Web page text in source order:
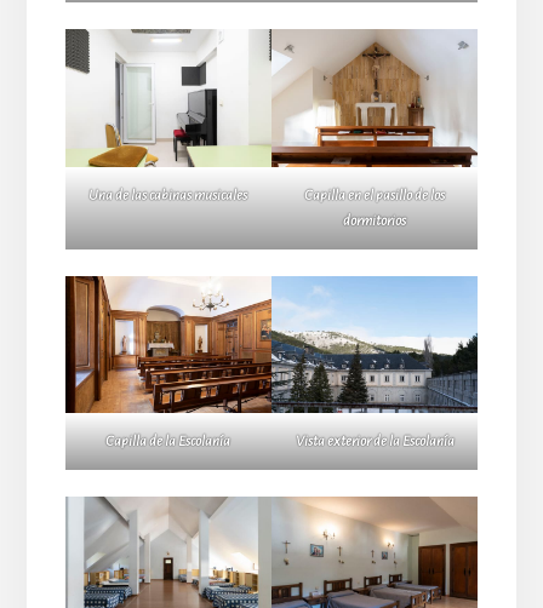
Una de las cabinas musicales
Capilla en el pasillo de los
dormitorios
Capilla de la Escolanía Vista exterior de la Escolanía